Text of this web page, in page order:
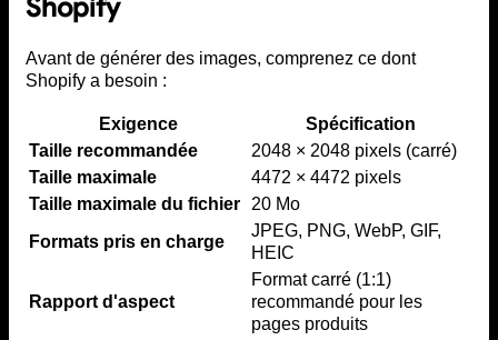
Shopify
Avant de générer des images, comprenez ce dont
Shopify a besoin :
Exigence
Spécification
Taille recommandée
2048 × 2048 pixels (carré)
Taille maximale
4472 × 4472 pixels
Taille maximale du fichier
20 Mo
Formats pris en charge
JPEG, PNG, WebP, GIF,
HEIC
Rapport d'aspect
Format carré (1:1)
recommandé pour les
pages produits